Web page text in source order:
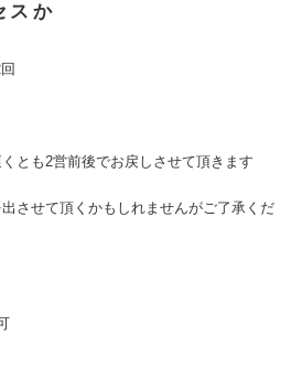
スか
とも2営前後でお戻しさせて頂きます
させて頂くかもしれませんがご了承くだ